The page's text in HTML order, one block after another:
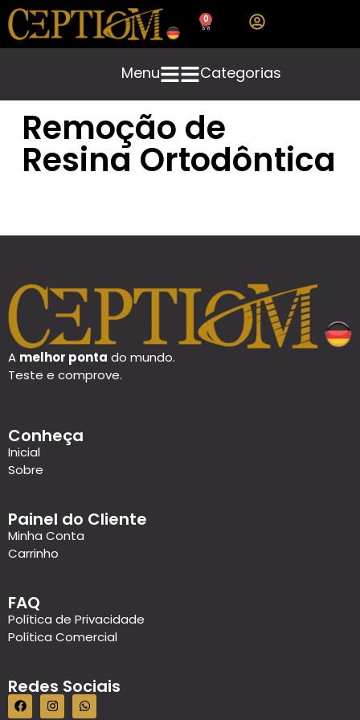
0
Menu Categorias
Remoção de
Resina Ortodôntica
A melhor ponta do mundo.
Teste e comprove.
Conheça
Inicial
Sobre
Painel do Cliente
Minha Conta
Carrinho
FAQ
Política de Privacidade
Política Comercial
Redes Sociais